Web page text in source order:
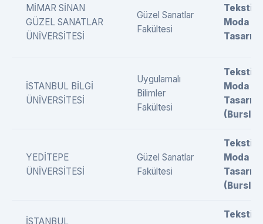
MİMAR SİNAN
GÜZEL SANATLAR
ÜNİVERSİTESİ
Güzel Sanatlar
Fakültesi
Tekstil
Moda
Tasarımı
İSTANBUL BİLGİ
ÜNİVERSİTESİ
Uygulamalı
Bilimler
Fakültesi
Tekstil
Moda
Tasarımı
(Burslu)
YEDİTEPE
ÜNİVERSİTESİ
Güzel Sanatlar
Fakültesi
Tekstil
Moda
Tasarımı
(Burslu)
İSTANBUL
Tekstil